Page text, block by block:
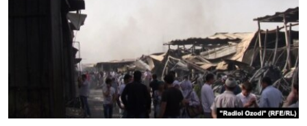
ГУЗОРИШҲОИ РАДИОӢ
ПАЙГИРӢ КУНЕД